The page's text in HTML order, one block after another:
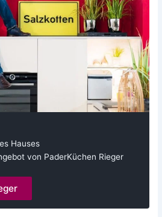
Hauses
von PaderKüchen Rieger